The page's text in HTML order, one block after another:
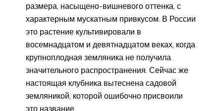
размера, насыщено-вишневого оттенка, с
характерным мускатным привкусом. В России
это растение культивировали в
восемнадцатом и девятнадцатом веках, когда
крупноплодная земляника не получила
значительного распространения. Сейчас же
настоящая клубника вытеснена садовой
земляникой, которой ошибочно присвоили
это название.